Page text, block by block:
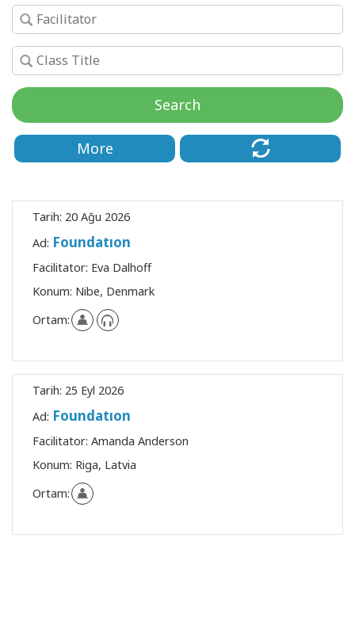
Search
More
Tarih: 20 Ağu 2026
Ad: Foundatıon
Facilitator: Eva Dalhoff
Konum: Nibe, Denmark
Ortam:
Tarih: 25 Eyl 2026
Ad: Foundatıon
Facilitator: Amanda Anderson
Konum: Riga, Latvia
Ortam: